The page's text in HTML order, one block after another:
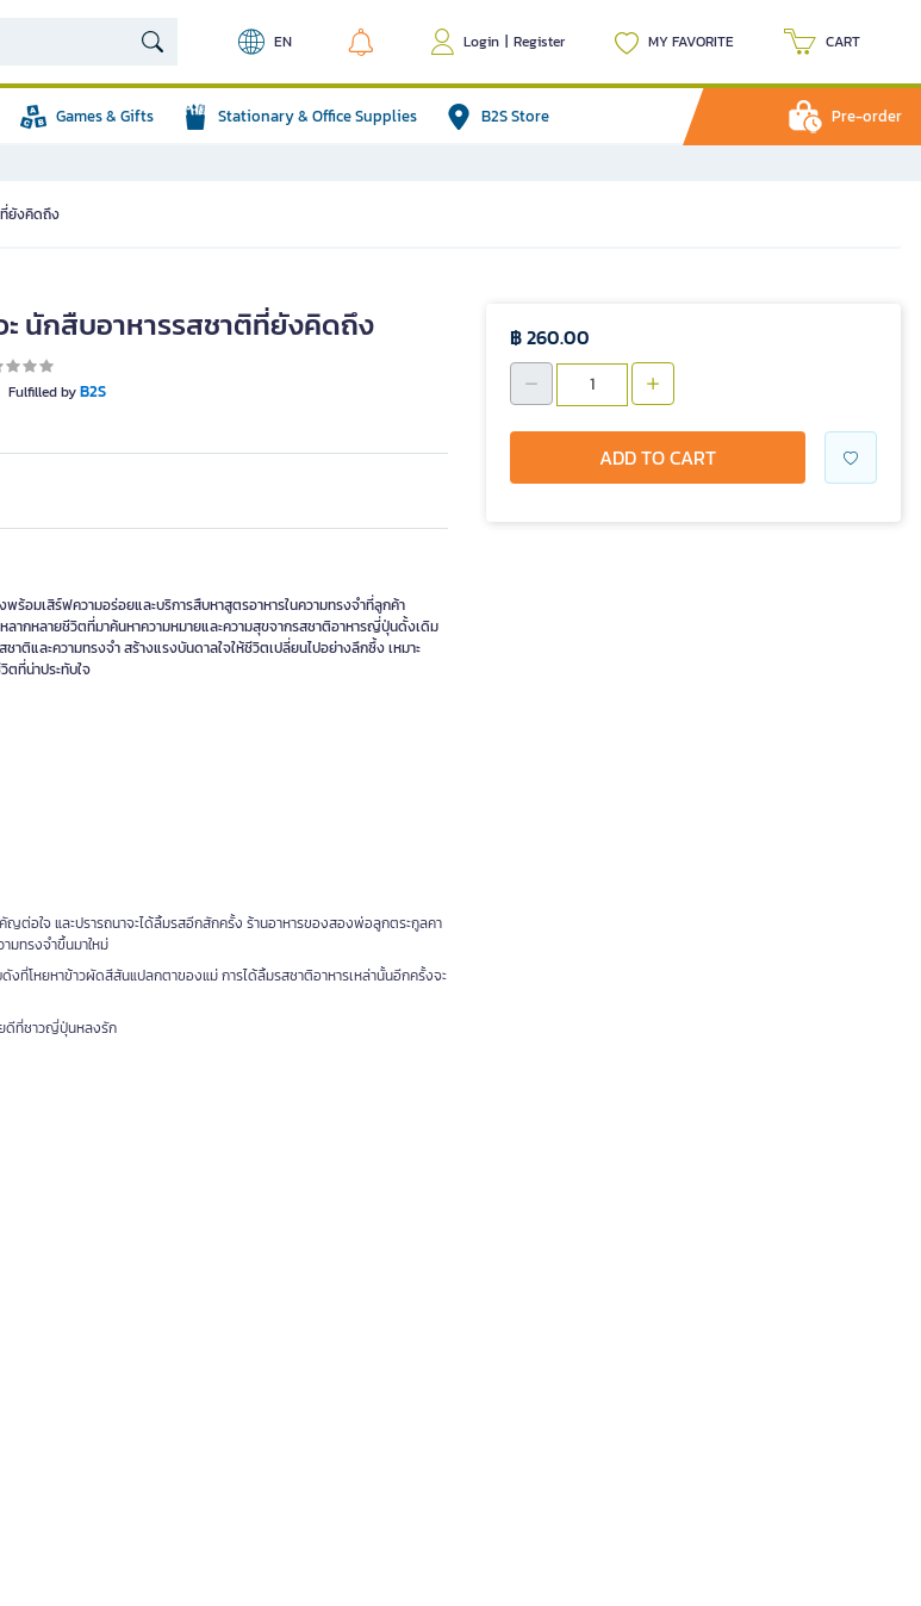
EN Login | Register MY FAVORITE CART
Games & Gifts Stationary & Office Supplies B2S Store Pre-order
ที่ยังคิดถึง
ะ นักสืบอาหารรสชาติที่ยังคิดถึง
Fulfilled byB2S
พร้อมเสิร์ฟความอร่อยและบริการสืบหาสูตรอาหารในความทรงจำที่ลูกค้า
ลากหลายชีวิตที่มาค้นหาความหมายและความสุขจากรสชาติอาหารญี่ปุ่นดั้งเดิม
ติและความทรงจำ สร้างแรงบันดาลใจให้ชีวิตเปลี่ยนไปอย่างลึกซึ้ง เหมาะ
ตที่น่าประทับใจ
ญต่อใจ และปรารถนาจะได้ลิ้มรสอีกสักครั้ง ร้านอาหารของสองพ่อลูกตระกูลคา
มทรงจำขึ้นมาใหม่
โหยหาข้าวผัดสีสันแปลกตาของแม่ การได้ลิ้มรสชาติอาหารเหล่านั้นอีกครั้งจะ
ยดีที่ชาวญี่ปุ่นหลงรัก
฿ 260.00
ADD TO CART